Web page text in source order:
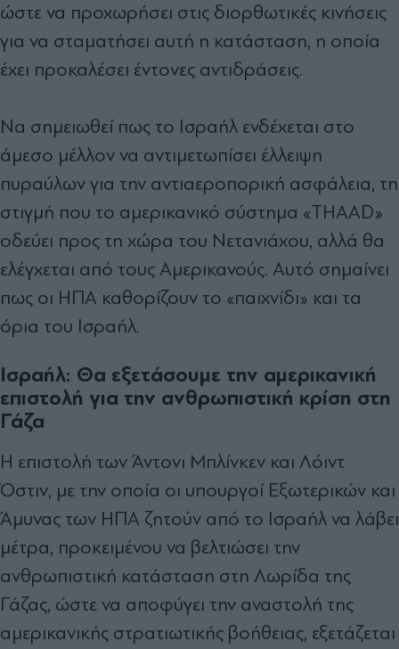
ώστε να προχωρήσει στις διορθωτικές κινήσεις
για να σταματήσει αυτή η κατάσταση, η οποία
έχει προκαλέσει έντονες αντιδράσεις.
Να σημειωθεί πως το Ισραήλ ενδέχεται στο
άμεσο μέλλον να αντιμετωπίσει έλλειψη
πυραύλων για την αντιαεροπορική ασφάλεια, τη
στιγμή που το αμερικανικό σύστημα «ΤHAAD»
οδεύει προς τη χώρα του Νετανιάχου, αλλά θα
ελέγχεται από τους Αμερικανούς. Αυτό σημαίνει
πως οι ΗΠΑ καθορίζουν το «παιχνίδι» και τα
όρια του Ισραήλ.
Ισραήλ: Θα εξετάσουμε την αμερικανική
επιστολή για την ανθρωπιστική κρίση στη
Γάζα
Η επιστολή των Άντονι Μπλίνκεν και Λόιντ
Όστιν, με την οποία οι υπουργοί Εξωτερικών και
Άμυνας των ΗΠΑ ζητούν από το Ισραήλ να λάβει
μέτρα, προκειμένου να βελτιώσει την
ανθρωπιστική κατάσταση στη Λωρίδα της
Γάζας, ώστε να αποφύγει την αναστολή της
αμερικανικής στρατιωτικής βοήθειας, εξετάζεται